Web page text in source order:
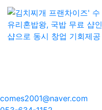
comes2001@naver.com